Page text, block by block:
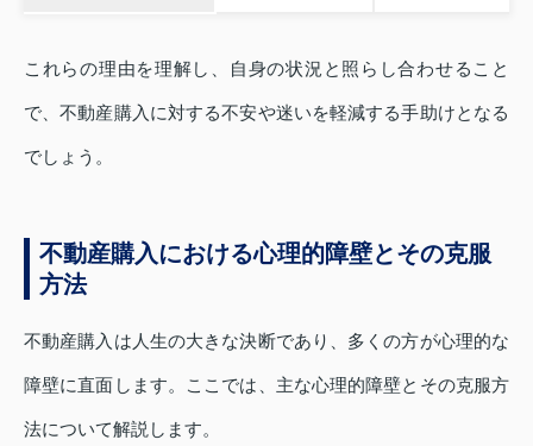
これらの理由を理解し、自身の状況と照らし合わせること
で、不動産購入に対する不安や迷いを軽減する手助けとなる
でしょう。
不動産購入における心理的障壁とその克服
方法
不動産購入は人生の大きな決断であり、多くの方が心理的な
障壁に直面します。ここでは、主な心理的障壁とその克服方
法について解説します。